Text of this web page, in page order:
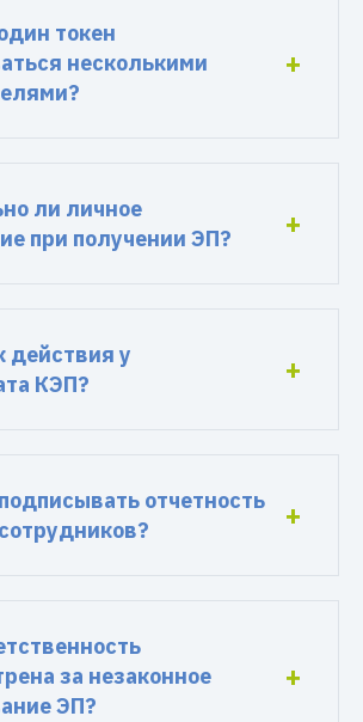
токен
несколькими
ли личное
при получении ЭП?
действия у
КЭП?
отчетность
за незаконное
ЭП?